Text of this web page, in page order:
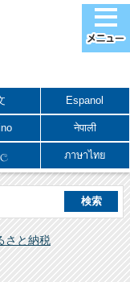
Espanol
नेपाली
ภาษาไทย
さと納税